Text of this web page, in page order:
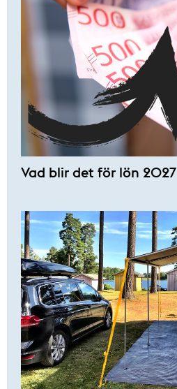
Vad blir det för lön 2027